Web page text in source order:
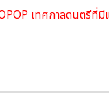
เทศกาลดนตรีที่มี